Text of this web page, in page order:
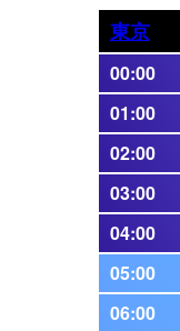
東京
00:00
01:00
02:00
03:00
04:00
05:00
06:00